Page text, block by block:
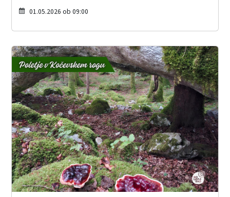
01.05.2026 ob 09:00